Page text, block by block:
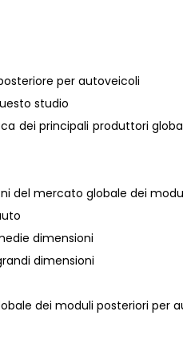
per autoveicoli
studio
dei principali produttori
del mercato globale dei
dimensioni
dimensioni
dei moduli posteriori per